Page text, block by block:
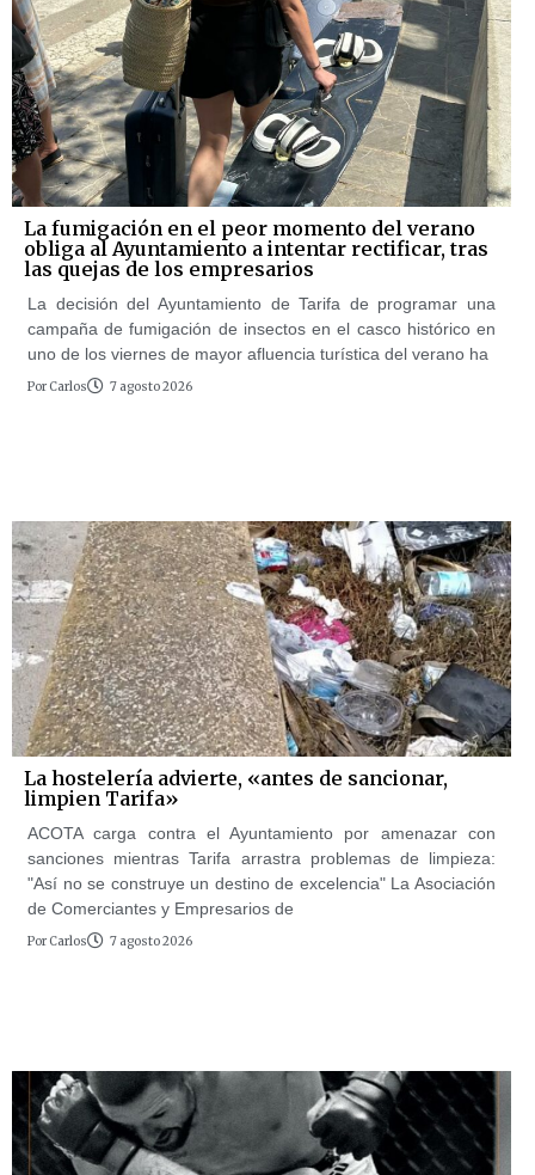
La fumigación en el peor momento del verano
obliga al Ayuntamiento a intentar rectificar, tras
las quejas de los empresarios
La decisión del Ayuntamiento de Tarifa de programar una
campaña de fumigación de insectos en el casco histórico en
uno de los viernes de mayor afluencia turística del verano ha
Por Carlos 7 agosto 2026
La hostelería advierte, «antes de sancionar,
limpien Tarifa»
ACOTA carga contra el Ayuntamiento por amenazar con
sanciones mientras Tarifa arrastra problemas de limpieza:
"Así no se construye un destino de excelencia" La Asociación
de Comerciantes y Empresarios de
Por Carlos 7 agosto 2026